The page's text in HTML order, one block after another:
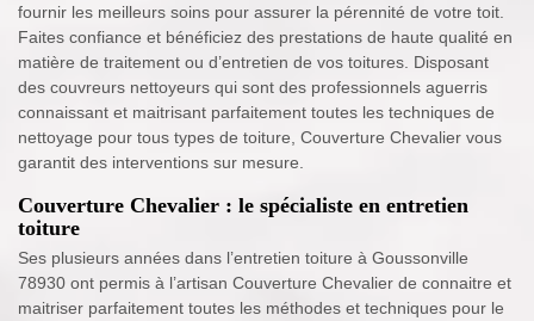
fournir les meilleurs soins pour assurer la pérennité de votre toit.
Faites confiance et bénéficiez des prestations de haute qualité en
matière de traitement ou d’entretien de vos toitures. Disposant
des couvreurs nettoyeurs qui sont des professionnels aguerris
connaissant et maitrisant parfaitement toutes les techniques de
nettoyage pour tous types de toiture, Couverture Chevalier vous
garantit des interventions sur mesure.
Couverture Chevalier : le spécialiste en entretien
toiture
Ses plusieurs années dans l’entretien toiture à Goussonville
78930 ont permis à l’artisan Couverture Chevalier de connaitre et
maitriser parfaitement toutes les méthodes et techniques pour le